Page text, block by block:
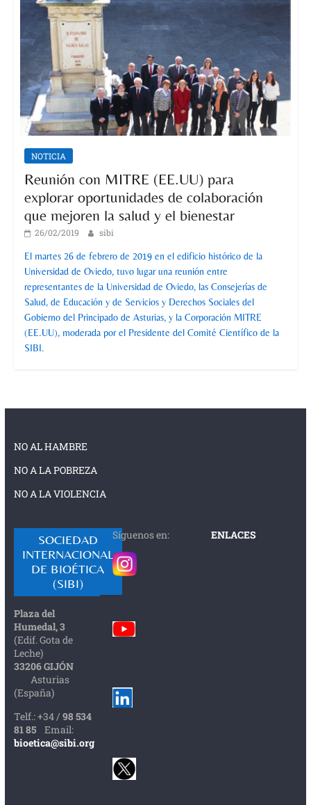
NOTICIA
Reunión con MITRE (EE.UU) para
explorar oportunidades de colaboración
que mejoren la salud y el bienestar
26/02/2019 sibi
El martes 26 de febrero de 2019 en el edificio histórico de la
Universidad de Oviedo, tuvo lugar una reunión entre
representantes de la Universidad de Oviedo, las Consejerías de
Salud, de Educación y de Servicios y Derechos Sociales del
Gobierno del Principado de Asturias, y la Corporación MITRE
(EE.UU), moderada por el Presidente del Comité Científico de la
SIBI.
NO AL HAMBRE
NO A LA POBREZA
NO A LA VIOLENCIA
SOCIEDAD
INTERNACIONAL
DE BIOÉTICA
(SIBI)
Plaza del
Humedal, 3
(Edif. Gota de
Leche)
33206 GIJÓN
Asturias
(España)
Telf.: +34 / 98 534
81 85
Email:
bioetica@sibi.org
Síguenos en: ENLACES